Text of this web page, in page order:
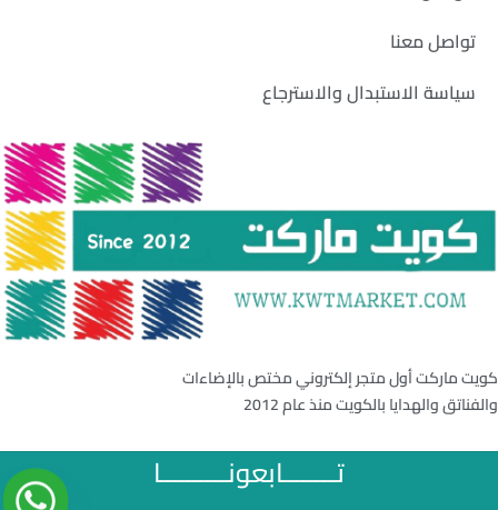
تواصل معنا
سياسة الاستبدال والاسترجاع
كويت ماركت أول متجر إلكتروني مختص بالإضاءات
والفناتق والهدايا بالكويت منذ عام 2012
تــــــــابعونــــــــــا